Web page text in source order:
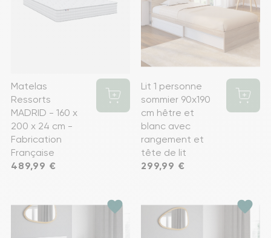
Matelas
Ressorts
MADRID - 160 x
200 x 24 cm -
Fabrication
Française
Prix
489,99 €
Lit 1 personne
sommier 90x190
cm hêtre et
blanc avec
rangement et
tête de lit
Prix
299,99 €
favorite favorite